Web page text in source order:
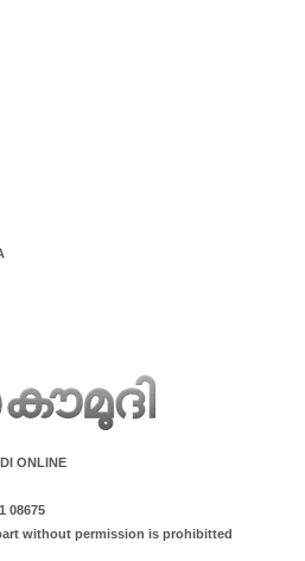
ONLINE
08675
without permission is prohibitted